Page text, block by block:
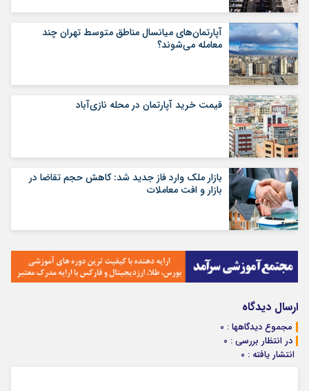
آپارتمان‌های میانسال‌ مناطق متوسط تهران چند
معامله می‌شوند؟
قیمت خرید آپارتمان در محله نازی‌آباد
بازار ملک وارد فاز جدید شد: کاهش حجم تقاضا در
بازار و افت معاملات
ارسال دیدگاه
مجموع دیدگاهها : 0
در انتظار بررسی : 0
انتشار یافته : 0